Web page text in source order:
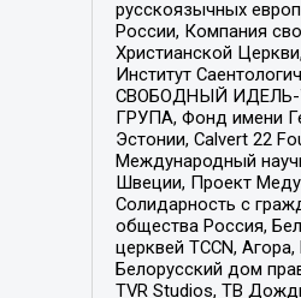
русскоязычных
России, Компания
Христианской
Институт
СВОБОДНЫЙ ИДЕЛЬ-
ГРУПА, Фонд имени
Эстонии, Calvert 22
Международный
Швеции, Проект
Солидарность с
общества Россия,
церквей TCCN,
Белорусский дом
TVR Studios, ТВ